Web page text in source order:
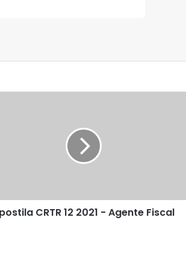
CRTR 12 2021 - Agente Fiscal